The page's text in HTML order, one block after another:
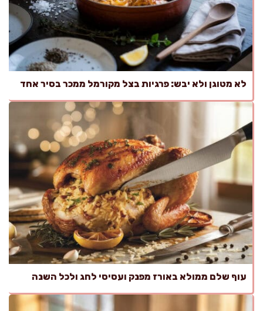
לא מטוגן ולא יבש: פרגיות בצל מקורמל ממכר בסיר אחד
עוף שלם ממולא באורז מפנק ועסיסי לחג ולכל השנה